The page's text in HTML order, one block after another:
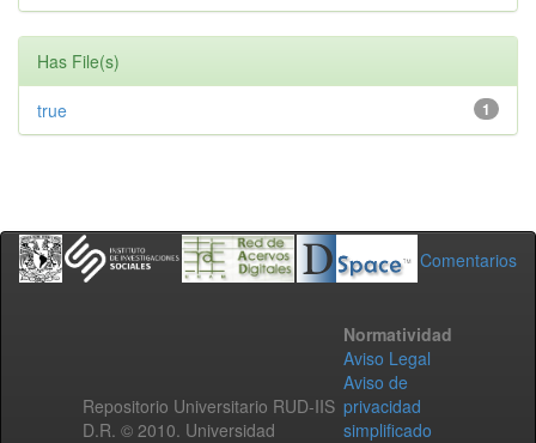
Has File(s)
1
true
Comentarios
Repositorio Universitario RUD-IIS
D.R. © 2010. Universidad
Normatividad
Aviso Legal
Aviso de
privacidad
simplificado